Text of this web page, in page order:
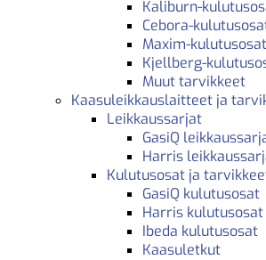
Kaliburn-
Cebora-
Maxim-kulutusosat
Kjellberg-
Muut tarvikkeet
Kaasuleikkauslaitteet ja
Leikkaussarjat
GasiQ
Harris
Kulutusosat ja
GasiQ kulutusosat
Harris kulutusosat
Ibeda kulutusosat
Kaasuletkut